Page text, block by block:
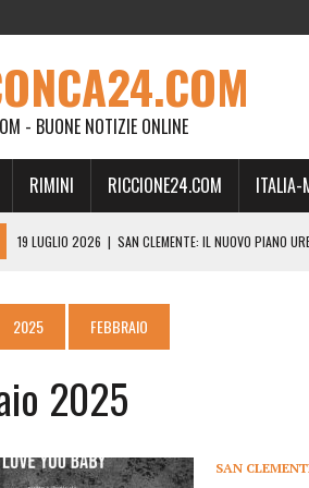
- BUONE NOTIZIE ONLINE
RIMINI RICCIONE24.COM ITALIA-
19 LUGLIO 2026 | SAN CLEMENTE: IL NUOVO PIANO
2026 | RIMINI, A IL GATTO SULL’ALBICOCCO ARRIVA
DOVE LA CARNE DIVENTA MEMORIA: IL CORPO,
2025
SAN CLEMENTE, AL VILLA ULTIMO ATTO DELLA
2025 | SAN CLEMENTE, SALA DEL CONSIGLIO
2025 FEBBRAIO
2025
SAN